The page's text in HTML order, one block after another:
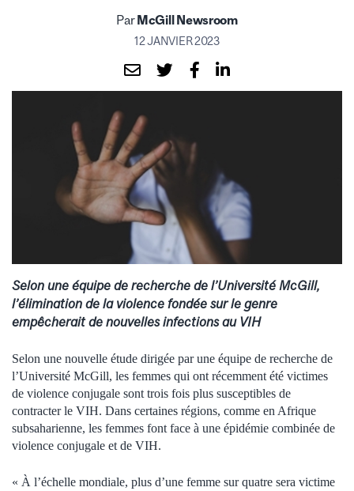
ParMcGill Newsroom
12 JANVIER 2023
Selon une équipe de recherche de l’Université McGill,
l’élimination de la violence fondée sur le genre
empêcherait de nouvelles infections au VIH
Selon une nouvelle étude dirigée par une équipe de recherche de
l’Université McGill, les femmes qui ont récemment été victimes
de violence conjugale sont trois fois plus susceptibles de
contracter le VIH. Dans certaines régions, comme en Afrique
subsaharienne, les femmes font face à une épidémie combinée de
violence conjugale et de VIH.
« À l’échelle mondiale, plus d’une femme sur quatre sera victime